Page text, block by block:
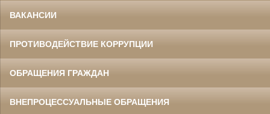
ВАКАНСИИ
ПРОТИВОДЕЙСТВИЕ КОРРУПЦИИ
ОБРАЩЕНИЯ ГРАЖДАН
ВНЕПРОЦЕССУАЛЬНЫЕ ОБРАЩЕНИЯ